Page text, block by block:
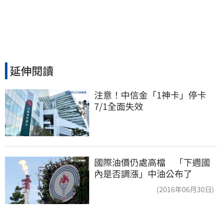
延伸閱讀
注意！中信金「1神卡」停卡
7/1全面失效
國際油價仍處高檔 「下週國
內是否調漲」中油公布了
(2016年06月30日)